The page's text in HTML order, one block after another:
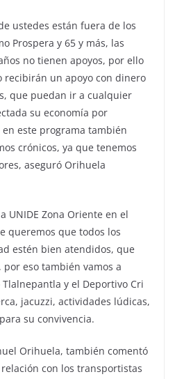
ustedes están fuera de los
Prospera y 65 y más, las
no tienen apoyos, por ello
un apoyo con dinero
que puedan ir a cualquier
su economía por
este programa también
crónicos, ya que tenemos
aseguró Orihuela
UNIDE Zona Oriente en el
queremos que todos los
estén bien atendidos, que
eso también vamos a
y el Deportivo Cri
jacuzzi, actividades lúdicas,
su convivencia.
Orihuela, también comentó
con los transportistas